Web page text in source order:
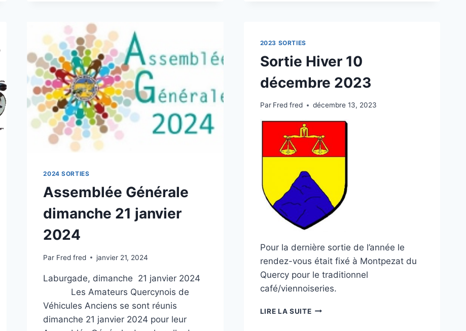
2024 SORTIES
Assemblée Générale
dimanche 21 janvier
2024
Par Fred fred janvier 21, 2024
Laburgade, dimanche 21 janvier 2024
Les Amateurs Quercynois de
Véhicules Anciens se sont réunis
dimanche 21 janvier 2024 pour leur
2023 SORTIES
Sortie Hiver 10
décembre 2023
Par Fred fred décembre 13, 2023
Pour la dernière sortie de l’année le
rendez-vous était fixé à Montpezat du
Quercy pour le traditionnel
café/viennoiseries.
LIRE LA SUITESORTIE